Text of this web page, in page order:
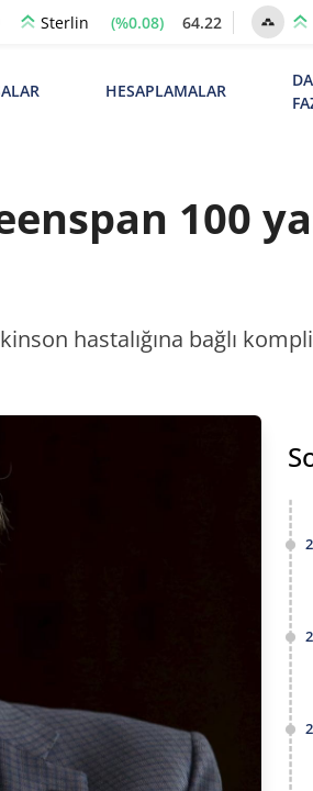
Sterlin (%0.08) 64.22
HESAPLAMALAR
100
hastalığına bağlı